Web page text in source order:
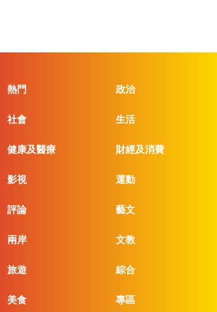
熱門 政治
社會 生活
健康及醫療 財經及消費
影視 運動
評論 藝文
兩岸 文教
旅遊 綜合
美食 專區